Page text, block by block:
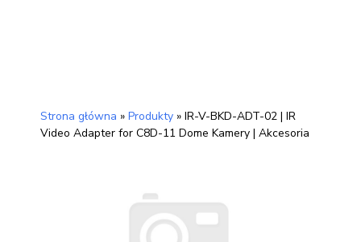
Strona główna » Produkty » IR-V-BKD-ADT-02 | IR
Video Adapter for C8D-11 Dome Kamery | Akcesoria